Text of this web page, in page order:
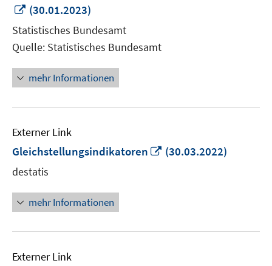
In
neuem
Fenster
öffnen
(30.01.2023)
Statistisches Bundesamt
Quelle: Statistisches Bundesamt
mehr Informationen
Externer Link
Gleichstellungsindikatoren
In
(30.03.2022)
destatis
mehr Informationen
Externer Link